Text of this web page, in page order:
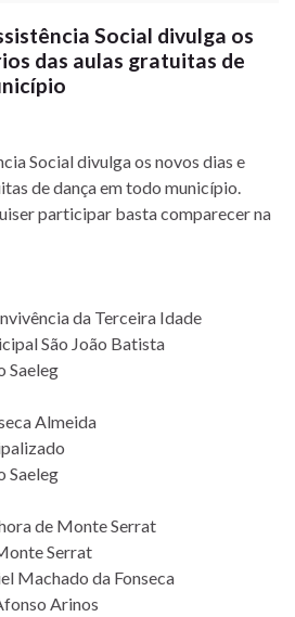
Social divulga os
das aulas gratuitas de
Social divulga os novos dias e
de dança em todo município.
participar basta comparecer na
da Terceira Idade
São João Batista
Saeleg
Almeida
Saeleg
de Monte Serrat
Serrat
Machado da Fonseca
Arinos